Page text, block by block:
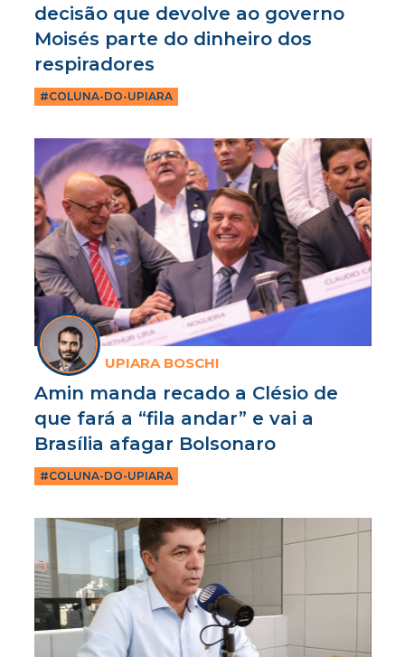
decisão que devolve ao governo
Moisés parte do dinheiro dos
respiradores
#COLUNA-DO-UPIARA
UPIARA BOSCHI
Amin manda recado a Clésio de
que fará a “fila andar” e vai a
Brasília afagar Bolsonaro
#COLUNA-DO-UPIARA